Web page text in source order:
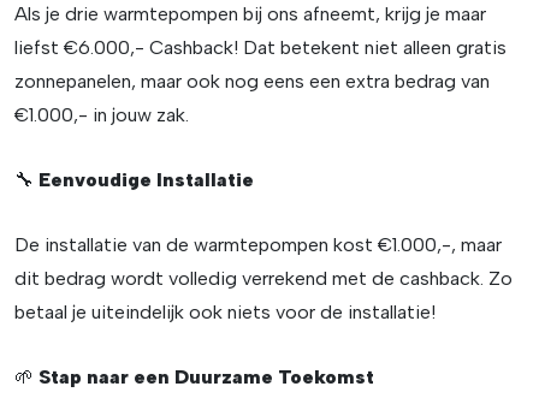
Als je drie warmtepompen bij ons afneemt, krijg je maar
liefst €6.000,- Cashback! Dat betekent niet alleen gratis
zonnepanelen, maar ook nog eens een extra bedrag van
€1.000,- in jouw zak.
🔧 Eenvoudige Installatie
De installatie van de warmtepompen kost €1.000,-, maar
dit bedrag wordt volledig verrekend met de cashback. Zo
betaal je uiteindelijk ook niets voor de installatie!
🌱 Stap naar een Duurzame Toekomst